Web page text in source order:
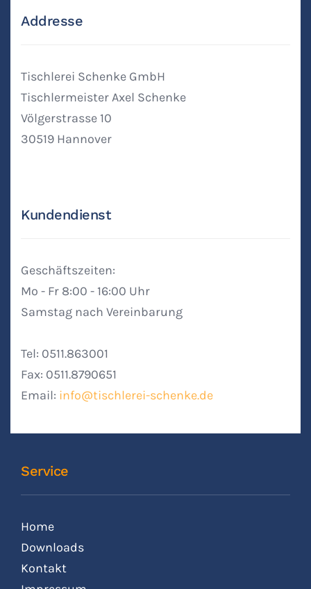
Addresse
Tischlerei Schenke GmbH
Tischlermeister Axel Schenke
Völgerstrasse 10
30519 Hannover
Kundendienst
Geschäftszeiten:
Mo - Fr 8:00 - 16:00 Uhr
Samstag nach Vereinbarung
Tel: 0511.863001
Fax: 0511.8790651
Email: info@tischlerei-schenke.de
Service
Home
Downloads
Kontakt